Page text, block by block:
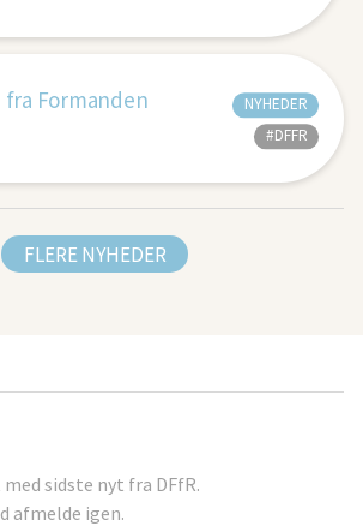
Formanden
NYHEDER
#DFFR
FLERE NYHEDER
sidste nyt fra DFfR.
afmelde igen.